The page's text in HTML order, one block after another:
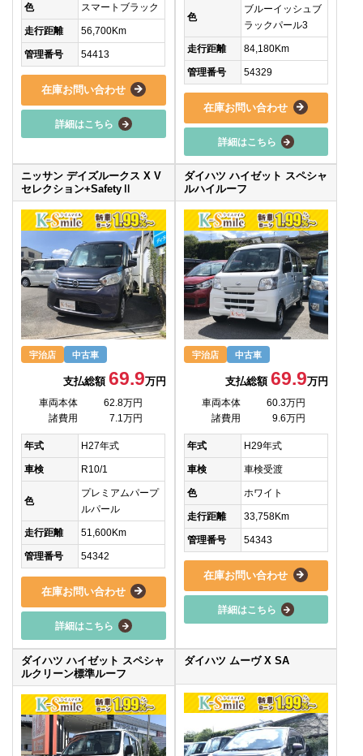
色 スマートブラック
走行距離 56,700Km
管理番号 54413
在庫お問い合わせ
詳細はこちら
色
ブルーイッシュブ
ラックパール3
走行距離 84,180Km
管理番号 54329
在庫お問い合わせ
詳細はこちら
ニッサン デイズルークス X V
セレクション+SafetyⅡ
宇治店 中古車
支払総額 69.9万円
車両本体
62.8万円
諸費用
7.1万円
年式 H27年式
車検 R10/1
色
プレミアムパープ
ルパール
走行距離 51,600Km
管理番号 54342
在庫お問い合わせ
詳細はこちら
ダイハツ ハイゼット スペシャ
ルハイルーフ
宇治店 中古車
支払総額69.9万円
車両本体
60.3万円
諸費用
9.6万円
年式 H29年式
車検 車検受渡
色 ホワイト
走行距離 33,758Km
管理番号 54343
在庫お問い合わせ
詳細はこちら
ダイハツ ハイゼット スペシャ
ルクリーン標準ルーフ
ダイハツ ムーヴ X SA